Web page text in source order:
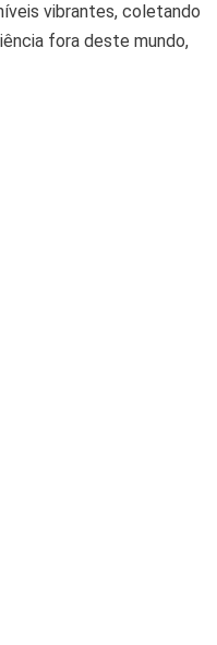
vibrantes, coletando
fora deste mundo,